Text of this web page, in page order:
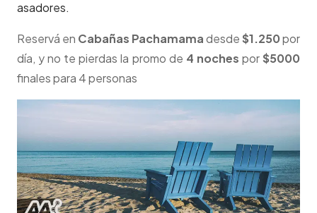
asadores.
Reservá en Cabañas Pachamamadesde $1.250por
día, y no te pierdas la promo de 4 noches por $5000
finales para 4 personas